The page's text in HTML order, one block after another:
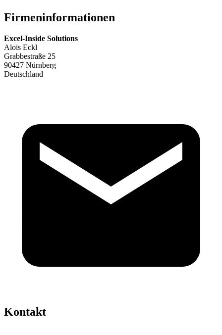
Firmeninformationen
Excel-Inside Solutions
Alois Eckl
Grabbestraße 25
90427 Nürnberg
Deutschland
Kontakt